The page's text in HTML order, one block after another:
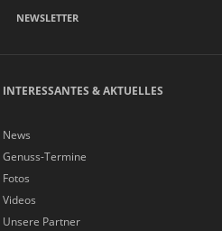
NEWSLETTER
INTERESSANTES & AKTUELLES
News
Genuss-Termine
Fotos
Videos
Unsere Partner